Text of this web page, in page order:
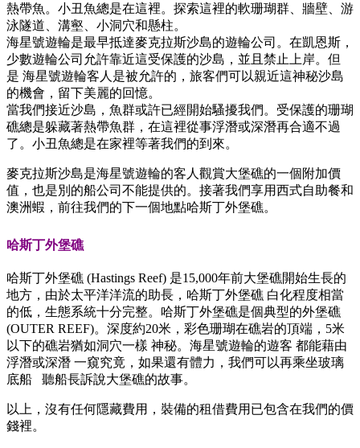
熱帶魚。小丑魚總是在這裡。探索這裡的軟珊瑚群、牆壁、游
泳隧道、溝壑、小洞穴和懸柱。
海星號遊輪是最早抵達麥克拉斯沙島的遊輪公司。在凱恩斯，
少數遊輪公司允許靠近這受保護的沙島，並且禁止上岸。但
是 海星號遊輪客人是被允許的，旅客們可以親近這神秘沙島
的機會，留下美麗的回憶。
當我們接近沙島，魚群或許已經開始騷擾我們。受保護的珊瑚
礁總是躲藏著熱帶魚群，在這裡從事浮潛或深潛再合適不過
了。小丑魚總是在家裡等著我們的到來。
麥克拉斯沙島是海星號遊輪的客人觀賞大堡礁的一個附加價
值，也是別的船公司不能提供的。接著我們享用西式自助餐和
澳洲蝦，前往我們的下一個地點哈斯丁外堡礁。
哈斯丁外堡礁
哈斯丁外堡礁 (Hastings Reef) 是15,000年前大堡礁開始生長的
地方，由於太平洋洋流的助長，哈斯丁外堡礁 白化程度相當
的低，生態系統十分完整。哈斯丁外堡礁是個典型的外堡礁
(OUTER REEF)。深度約20米，彩色珊瑚在礁岩的頂端，5米
以下的礁岩猶如洞穴一樣 神秘。海星號遊輪的遊客 都能藉由
浮潛或深潛 一窺究竟，如果還有體力，我們可以再乘坐玻璃
底船 聽船長訴說大堡礁的故事。
以上，沒有任何隱藏費用，裝備的租借費用已包含在我們的價
錢裡。